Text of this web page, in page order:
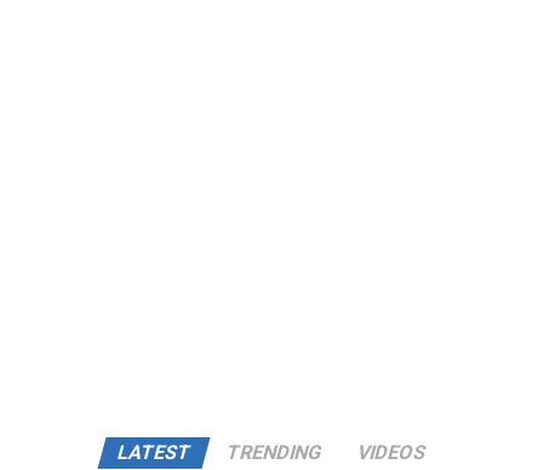
LATEST TRENDING VIDEOS